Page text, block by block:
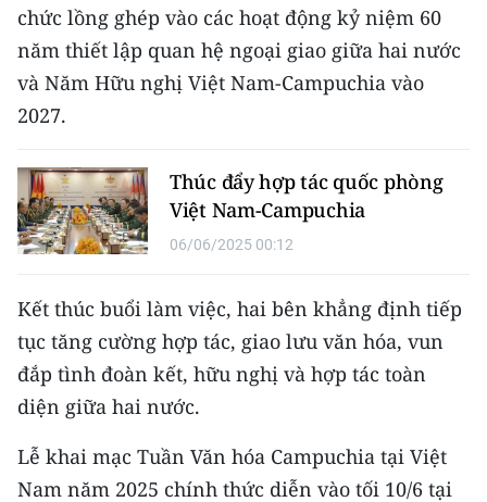
THỜI NAY
NHÂN DÂN CUỐI TUẦN
MUA BÁO
ĐỌC BÁO IN
ENGLISH
中文
FRANÇAIS
РУССКИЙ
chức lồng ghép vào các hoạt động kỷ niệm 60
năm thiết lập quan hệ ngoại giao giữa hai nước
và Năm Hữu nghị Việt Nam-Campuchia vào
2027.
Thúc đẩy hợp tác quốc phòng
Việt Nam-Campuchia
06/06/2025 00:12
Kết thúc buổi làm việc, hai bên khẳng định tiếp
tục tăng cường hợp tác, giao lưu văn hóa, vun
đắp tình đoàn kết, hữu nghị và hợp tác toàn
diện giữa hai nước.
Lễ khai mạc Tuần Văn hóa Campuchia tại Việt
Nam năm 2025 chính thức diễn vào tối 10/6 tại